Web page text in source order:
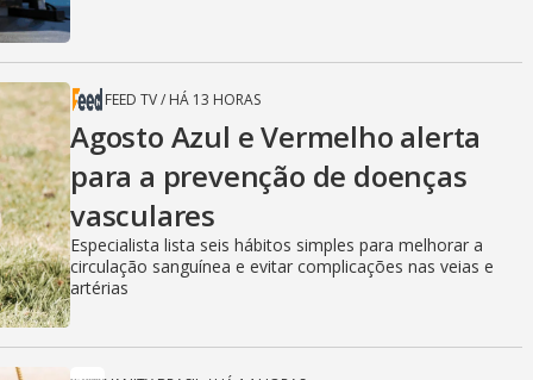
FEED TV/ HÁ 13 HORAS
Agosto Azul e Vermelho alerta
para a prevenção de doenças
vasculares
Especialista lista seis hábitos simples para melhorar a
circulação sanguínea e evitar complicações nas veias e
artérias